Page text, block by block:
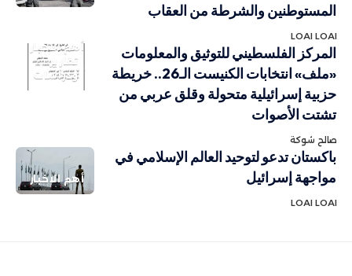
المستوطنين والشرطة من العقاب
LOAI LOAI
أهم الاخبار
تقارير
ودراسات
المركز الفلسطيني للتوثيق والمعلومات
«ملف» انتخابات الكنيست الـ26.. خريطة
حزبية إسرائيلية متحولة وقلق عربي من
تشتت الأصوات
صالح شوكة
أهم الاخبار
باكستان تدعو لتوحيد العالم الإسلامي في
مواجهة إسرائيل
LOAI LOAI